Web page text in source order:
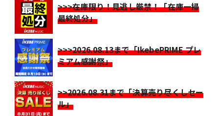
>>>在庫限り！見逃し厳禁！「在庫一掃
最終処分」
>>>2026.08.13まで「IkebePRIME プレ
ミアム感謝祭」
>>2026.08.31まで「決算売り尽くしセー
ル」